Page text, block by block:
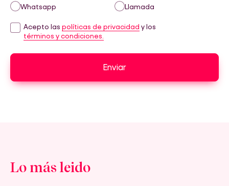
Whatsapp Llamada
Acepto las políticas de privacidad y los
términos y condiciones.
Enviar
Lo más leido